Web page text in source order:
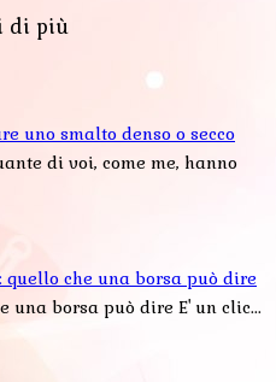
di più
uno smalto denso o secco
di voi, come me, hanno
quello che una borsa può dire
una borsa può dire E' un clic...